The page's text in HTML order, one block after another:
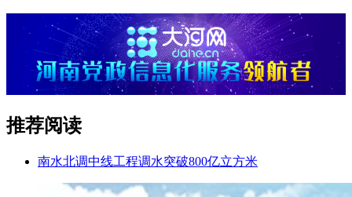
推荐阅读
南水北调中线工程调水突破800亿立方米